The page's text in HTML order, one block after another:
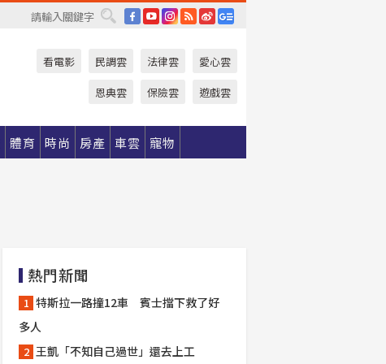
FB YouTube
IG RSS weibo
體育 時尚 房產 車雲 寵物
看電影 民調雲 法律雲
愛心雲
恩典雲
保險雲 遊戲雲
熱門新聞
特斯拉一路撞12車 賓士擋下救了好
多人
王凱「不知自己過世」還去上工